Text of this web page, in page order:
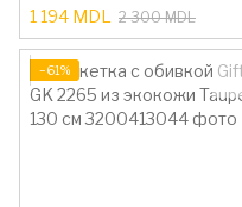
зеленого цвета 45 x 50
x 43 см
1 194 MDL 2 300 MDL
−61%